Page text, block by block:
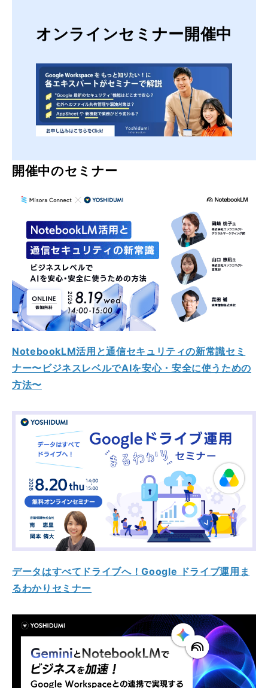
オンラインセミナー開催中
開催中のセミナー
NotebookLM活用と通信セキュリティの新常識セミ
ナー〜ビジネスレベルでAIを安心・安全に使うための
方法〜
データはすべてドライブへ！Google ドライブ運用ま
るわかりセミナー